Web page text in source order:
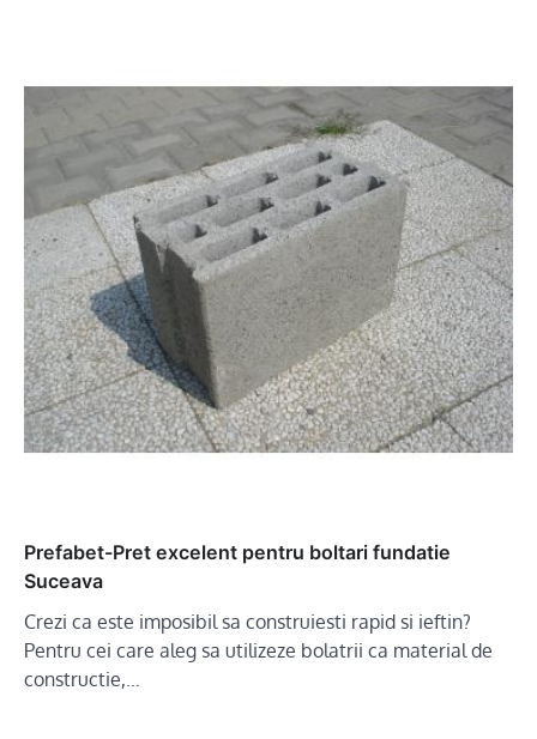
Prefabet-Pret excelent pentru boltari fundatie
Suceava
Crezi ca este imposibil sa construiesti rapid si ieftin?
Pentru cei care aleg sa utilizeze bolatrii ca material de
constructie,…